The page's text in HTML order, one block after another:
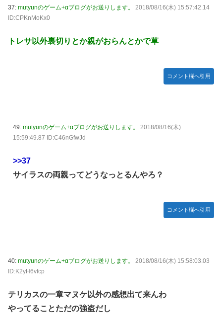
37: mutyunのゲーム+αブログがお送りします。
2018/08/16(木) 15:57:42.14
ID:CPKnMoKx0
トレサ以外裏切りとか親がおらんとかで草
コメント欄へ引用
49: mutyunのゲーム+αブログがお送りします。
2018/08/16(木)
15:59:49.87 ID:C46nGfwJd
>>37
サイラスの両親ってどうなっとるんやろ？
コメント欄へ引用
40: mutyunのゲーム+αブログがお送りします。
2018/08/16(木) 15:58:03.03
ID:K2yH6vfcp
テリカスの一章マヌケ以外の感想出て来んわ
やってることただの強盗だし